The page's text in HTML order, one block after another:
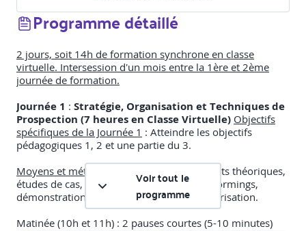
Programme détaillé
2 jours, soit 14h de formation synchrone en classe
virtuelle. Intersession d'un mois entre la 1ère et 2ème
journée de formation.
Journée 1 : Stratégie, Organisation et Techniques de
Prospection (7 heures en Classe Virtuelle) Objectifs
spécifiques de la Journée 1 : Atteindre les objectifs
pédagogiques 1, 2 et une partie du 3.
Moyens et méthodes pédagogiques
: Apports théoriques,
études de cas, échanges interactifs, brainstormings,
démonstrations d'outils, exercices de scénarisation.
Matinée (10h et 11h) : 2 pauses courtes (5-10 minutes)
Voir tout le
programme